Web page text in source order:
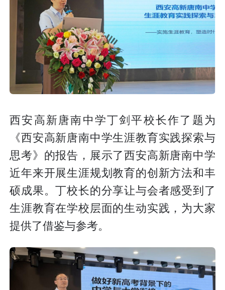
西安高新唐南中学丁剑平校长作了题为
《西安高新唐南中学生涯教育实践探索与
思考》的报告，展示了西安高新唐南中学
近年来开展生涯规划教育的创新方法和丰
硕成果。丁校长的分享让与会者感受到了
生涯教育在学校层面的生动实践，为大家
提供了借鉴与参考。